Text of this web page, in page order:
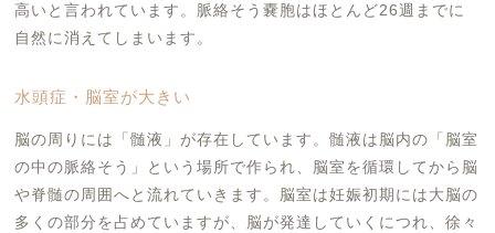
高いと言われています。脈絡そう嚢胞はほとんど26週までに
自然に消えてしまいます。
水頭症・脳室が大きい
脳の周りには「髄液」が存在しています。髄液は脳内の「脳室
の中の脈絡そう」という場所で作られ、脳室を循環してから脳
や脊髄の周囲へと流れていきます。脳室は妊娠初期には大脳の
多くの部分を占めていますが、脳が発達していくにつれ、徐々